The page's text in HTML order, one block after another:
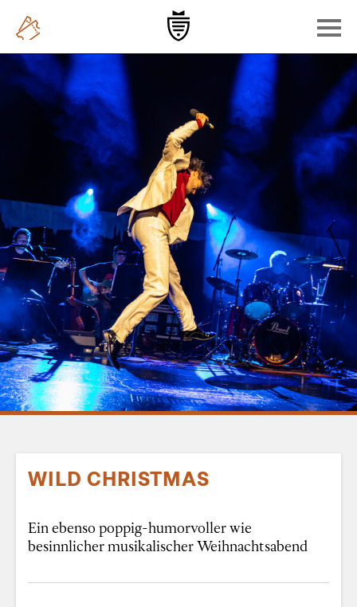
WILD CHRISTMAS
Ein ebenso poppig-humorvoller wie
besinnlicher musikalischer Weihnachtsabend